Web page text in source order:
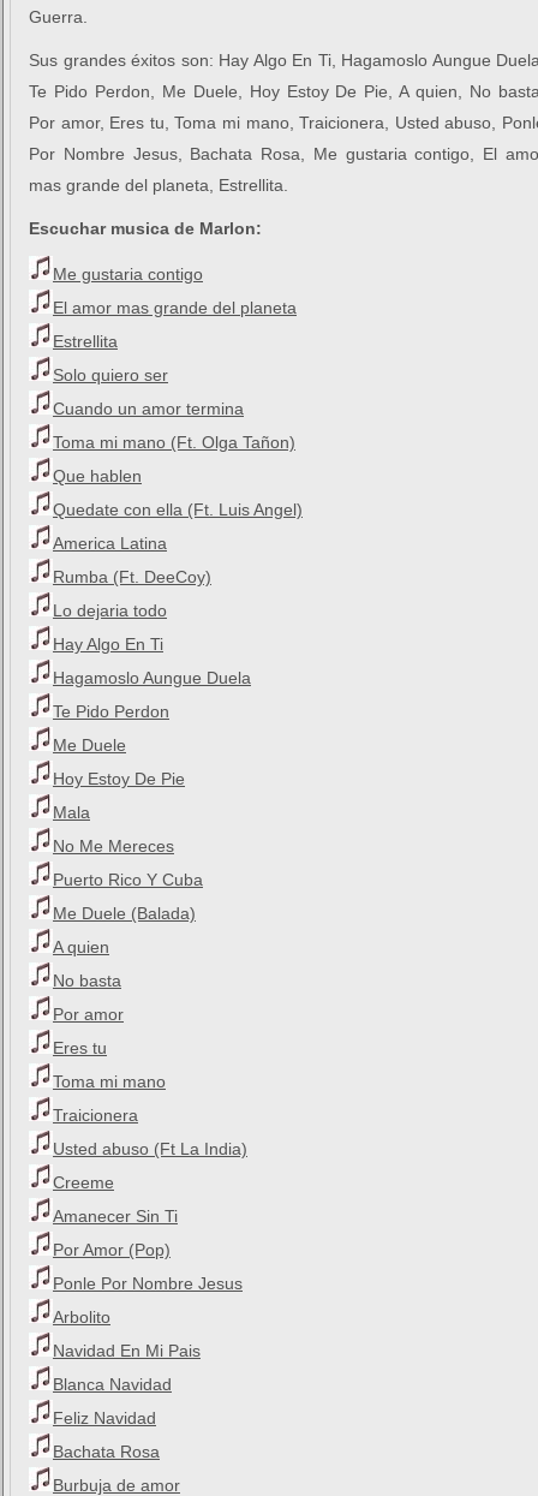
Guerra.
Sus grandes éxitos son: Hay Algo En Ti, Hagamoslo Aungue
Te Pido Perdon, Me Duele, Hoy Estoy De Pie, A quien, No
Por amor, Eres tu, Toma mi mano, Traicionera, Usted abuso,
Por Nombre Jesus, Bachata Rosa, Me gustaria contigo, El
mas grande del planeta, Estrellita.
Escuchar musica de Marlon:
Me gustaria contigo
El amor mas grande del planeta
Estrellita
Solo quiero ser
Cuando un amor termina
Toma mi mano (Ft. Olga Tañon)
Que hablen
Quedate con ella (Ft. Luis Angel)
America Latina
Rumba (Ft. DeeCoy)
Lo dejaria todo
Hay Algo En Ti
Hagamoslo Aungue Duela
Te Pido Perdon
Me Duele
Hoy Estoy De Pie
Mala
No Me Mereces
Puerto Rico Y Cuba
Me Duele (Balada)
A quien
No basta
Por amor
Eres tu
Toma mi mano
Traicionera
Usted abuso (Ft La India)
Creeme
Amanecer Sin Ti
Por Amor (Pop)
Ponle Por Nombre Jesus
Arbolito
Navidad En Mi Pais
Blanca Navidad
Feliz Navidad
Bachata Rosa
Burbuja de amor